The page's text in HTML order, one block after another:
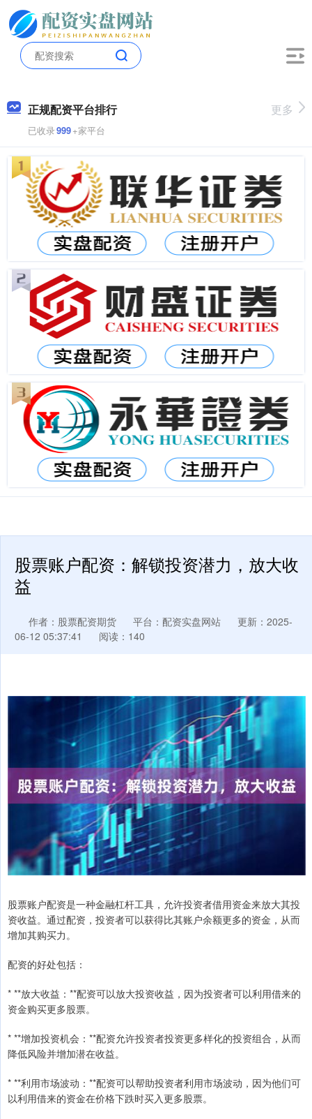
正规配资平台排行
已收录999+家平台
更多
股票账户配资：解锁投资潜力，放大收
益
作者：股票配资期货 平台：配资实盘网站
更新：2025-
06-12 05:37:41
阅读：140
股票账户配资是一种金融杠杆工具，允许投资者借用资金来放大其投
资收益。通过配资，投资者可以获得比其账户余额更多的资金，从而
增加其购买力。
配资的好处包括：
* **放大收益：**配资可以放大投资收益，因为投资者可以利用借来的
资金购买更多股票。
* **增加投资机会：**配资允许投资者投资更多样化的投资组合，从而
降低风险并增加潜在收益。
* **利用市场波动：**配资可以帮助投资者利用市场波动，因为他们可
以利用借来的资金在价格下跌时买入更多股票。